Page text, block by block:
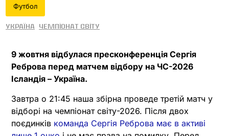
Футбол
Україна Чемпіонат світу
9 жовтня відбулася пресконференція Сергія
Реброва перед матчем відбору на ЧС-2026
Ісландія – Україна.
Завтра о 21:45 наша збірна проведе третій матч у
відборі на чемпіонат світу-2026. Після двох
поєдинків команда Сергія Реброва має в активі